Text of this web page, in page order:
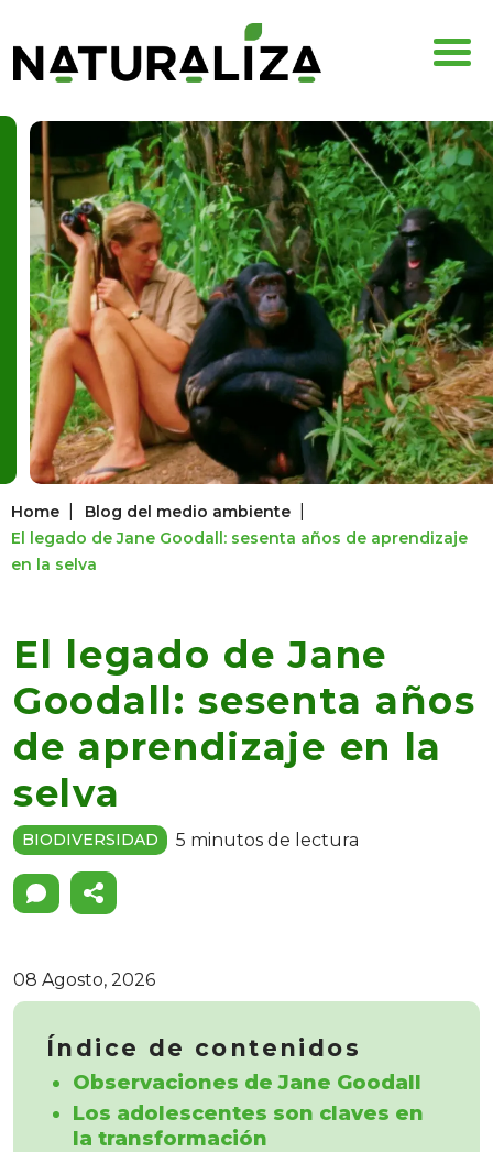
Home Blog del medio ambiente
El legado de Jane Goodall: sesenta años de aprendizaje
en la selva
El legado de Jane
Goodall: sesenta años
de aprendizaje en la
selva
BIODIVERSIDAD 5 minutos de lectura
08 Agosto, 2026
Índice de contenidos
Observaciones de Jane Goodall
Los adolescentes son claves en
la transformación